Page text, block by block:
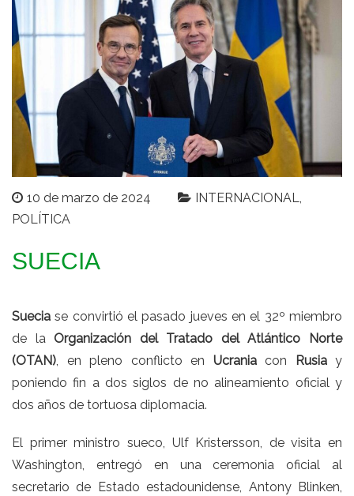
10 de marzo de 2024
INTERNACIONAL
POLÍTICA
SUECIA
Sueciase convirtió el pasado jueves en el 32º miembro
de laOrganización del Tratado del Atlántico Norte
(OTAN), en pleno conflicto en Ucraniacon Rusiay
poniendo fin a dos siglos de no alineamiento oficial y
dos años de tortuosa diplomacia.
El primer ministro sueco, Ulf Kristersson, de visita en
Washington, entregó en una ceremonia oficial al
secretario de Estado estadounidense, Antony Blinken,